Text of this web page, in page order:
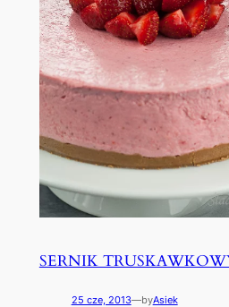
SERNIK
25 cze, 2013—byAsiek